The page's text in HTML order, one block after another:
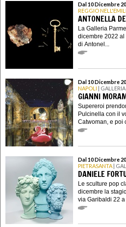
Dal 10 Dicembre
REGGIO
ANTONELLA
La Galleria
dicembre 2022
di Antonel...
Dal 10 Dicembre
NAPOLI |
GIANNI
Supereroi
Pulcinella con il
Catwoman, e poi
Dal 10 Dicembre
PIETRASANTA |
DANIELE
Le sculture pop
dicembre la
via Garibaldi 22